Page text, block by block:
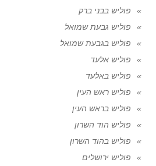
פוליש בבני ברק
פוליש גבעת שמואל
פוליש בגבעת שמואל
פוליש אלעד
פוליש באלעד
פוליש ראש העין
פוליש בראש העין
פוליש הוד השרון
פוליש בהוד השרון
פוליש ירושלים